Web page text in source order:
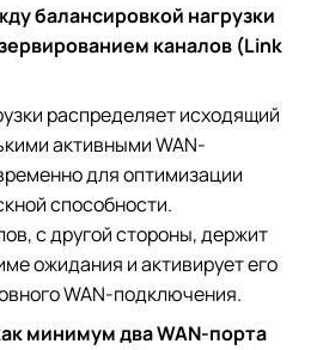
балансировкой нагрузки
каналов (Link
распределяет исходящий
активными WAN-
для оптимизации
способности.
с другой стороны, держит
ожидания и активирует его
WAN-подключения.
минимум два WAN-порта